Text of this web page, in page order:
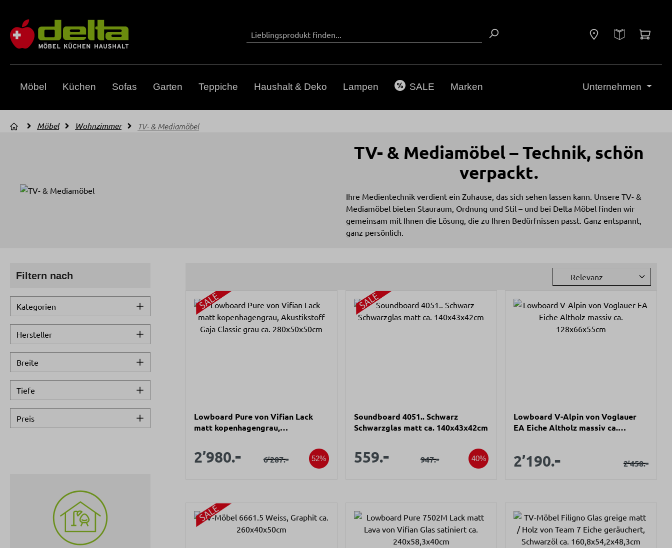
Möbel Küchen Sofas Garten Teppiche Haushalt & Deko Lampen SALE Marken Unternehmen
Möbel Wohnzimmer TV- & Mediamöbel
TV- & Mediamöbel – Technik, schön
verpackt.
Ihre Medientechnik verdient ein Zuhause, das sich sehen lassen kann. Unsere TV- &
Mediamöbel bieten Stauraum, Ordnung und Stil – und bei Delta Möbel finden wir
gemeinsam mit Ihnen die Lösung, die zu Ihren Bedürfnissen passt. Ganz entspannt,
ganz persönlich.
Filtern nach
Kategorien
Hersteller
Breite
Tiefe
Preis
Lowboard Pure von Vifian Lack
matt kopenhagengrau,
280x50x50cm
Verkaufspreis:
Verkaufspreis:
2’980.- Regulärer Preis:
6’287.- 52%
Soundboard 4051.. Schwarz
Schwarzglas matt ca. 140x43x42cm
Verkaufspreis:
Verkaufspreis:
559.- Regulärer Preis:
947.- 40%
Lowboard V-Alpin von Voglauer
EA Eiche Altholz massiv ca.
Verkaufspreis:
2’190.- Regulärer
2’458.-